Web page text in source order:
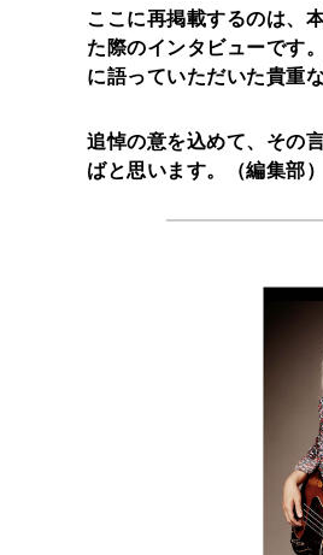
ここに再掲載するのは、
た際のインタビューです
に語っていただいた貴重
追悼の意を込めて、その
ばと思います。（編集部）